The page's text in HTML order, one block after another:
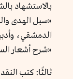
بالاستشهاد
«سبل الهدى
الدمشقي،
«شرح أشعار
ثالثًا: كتب